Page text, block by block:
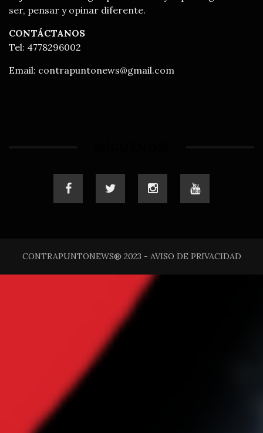
ser, pensar y opinar diferente.
CONTÁCTANOS
Tel: 4778296002
Email: contrapuntonews@gmail.com
CONTRAPUNTONEWS® 2023 - AVISO DE PRIVACIDAD